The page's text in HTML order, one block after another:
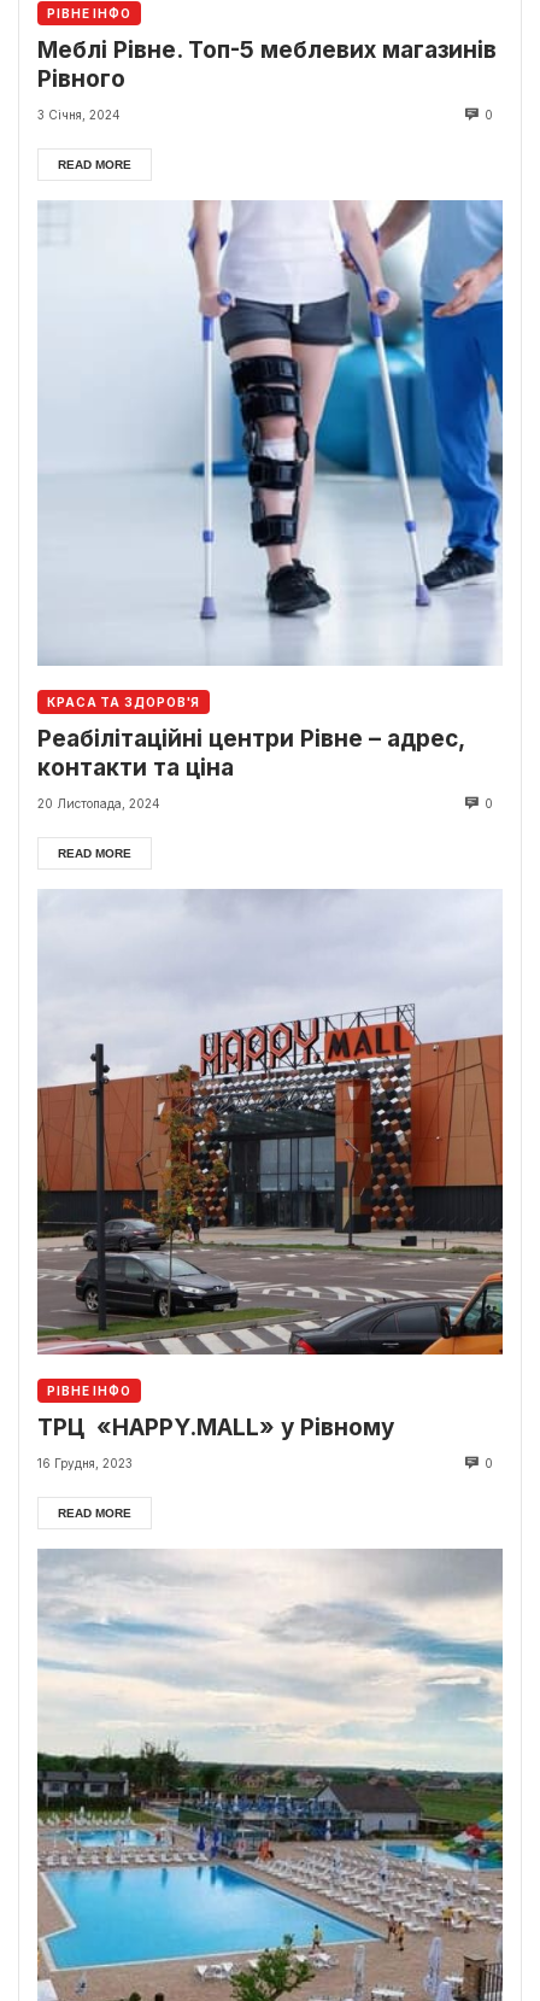
РІВНЕ ІНФО
Меблі Рівне. Топ-5 меблевих магазинів
Рівного
3 Січня, 2024 0
READ MORE
КРАСА ТА ЗДОРОВ'Я
Реабілітаційні центри Рівне – адрес,
контакти та ціна
20 Листопада, 2024 0
READ MORE
РІВНЕ ІНФО
ТРЦ «HAPPY.MALL» у Рівному
16 Грудня, 2023 0
READ MORE